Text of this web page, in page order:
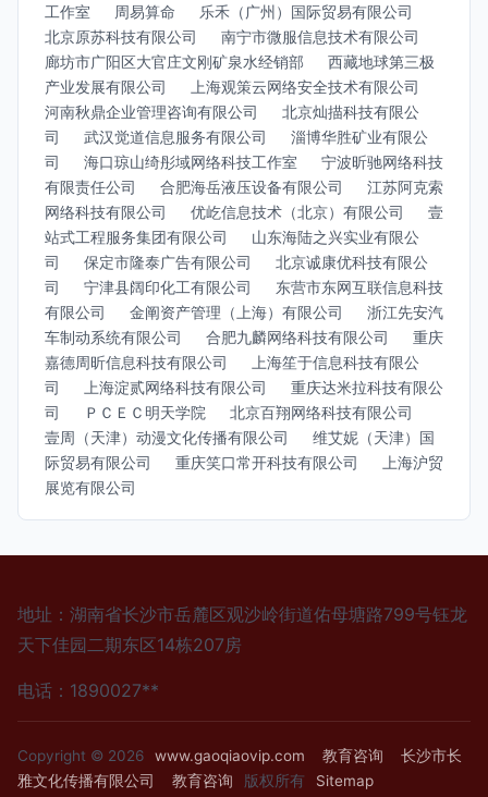
工作室
周易算命
乐禾（广州）国际贸易有限公司
北京原苏科技有限公司
南宁市微服信息技术有限公司
廊坊市广阳区大官庄文刚矿泉水经销部
西藏地球第三极
产业发展有限公司
上海观策云网络安全技术有限公司
河南秋鼎企业管理咨询有限公司
北京灿描科技有限公
司
武汉觉道信息服务有限公司
淄博华胜矿业有限公
司
海口琼山绮彤域网络科技工作室
宁波昕驰网络科技
有限责任公司
合肥海岳液压设备有限公司
江苏阿克索
网络科技有限公司
优屹信息技术（北京）有限公司
壹
站式工程服务集团有限公司
山东海陆之兴实业有限公
司
保定市隆泰广告有限公司
北京诚康优科技有限公
司
宁津县阔印化工有限公司
东营市东网互联信息科技
有限公司
金阐资产管理（上海）有限公司
浙江先安汽
车制动系统有限公司
合肥九麟网络科技有限公司
重庆
嘉德周昕信息科技有限公司
上海笙于信息科技有限公
司
上海淀贰网络科技有限公司
重庆达米拉科技有限公
司
ＰＣＥＣ明天学院
北京百翔网络科技有限公司
壹周（天津）动漫文化传播有限公司
维艾妮（天津）国
际贸易有限公司
重庆笑口常开科技有限公司
上海沪贸
展览有限公司
地址：湖南省长沙市岳麓区观沙岭街道佑母塘路799号钰龙
天下佳园二期东区14栋207房
电话：1890027**
Copyright © 2026 www.gaoqiaovip.com 教育咨询
长沙市长
雅文化传播有限公司
教育咨询 版权所有 Sitemap